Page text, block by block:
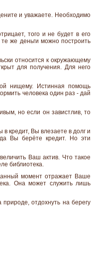
и уважаете. Необходимо
того и не будет в его
же деньги можно построить
относится к окружающему
для получения. Для него
нищему. Истинная помощь
человека один раз - дай
но если он завистлив, то
кредит, Вы влезаете в долг и
Вы берёте кредит. Но эти
Ваш актив. Что такое
библиотека.
момент отражает Ваше
Она может служить лишь
отдохнуть на берегу